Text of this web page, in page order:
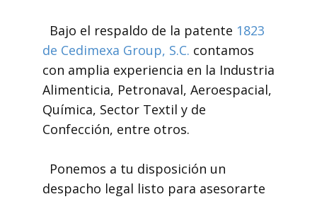
Bajo el respaldo de la patente 1823
de Cedimexa Group, S.C. contamos
con amplia experiencia en la Industria
Alimenticia, Petronaval, Aeroespacial,
Química, Sector Textil y de
Confección, entre otros.
Ponemos a tu disposición un
despacho legal listo para asesorarte